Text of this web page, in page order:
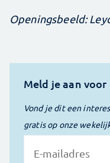
Openingsbeeld:
Meld je aan
Vond je dit een
gratis op onze